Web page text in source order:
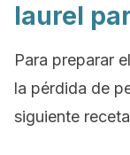
laurel
Para preparar
la pérdida de
siguiente